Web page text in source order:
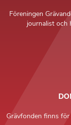
Föreningen
journalist och
Grävfonden finns